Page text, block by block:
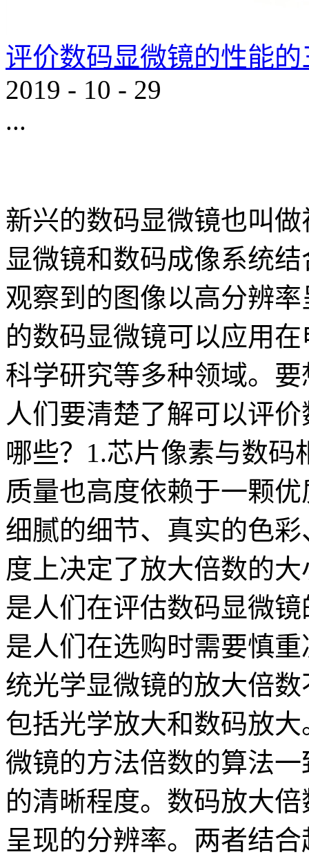
评价数码显微镜的性能
2019 - 10 - 29
...
新兴的数码显微镜也叫
显微镜和数码成像系统
观察到的图像以高分辨
的数码显微镜可以应用
科学研究等多种领域。
人们要清楚了解可以评
哪些？1.芯片像素与数
质量也高度依赖于一颗
细腻的细节、真实的色
度上决定了放大倍数的
是人们在评估数码显微
是人们在选购时需要慎
统光学显微镜的放大倍
包括光学放大和数码放
微镜的方法倍数的算法
的清晰程度。数码放大
呈现的分辨率。两者结合